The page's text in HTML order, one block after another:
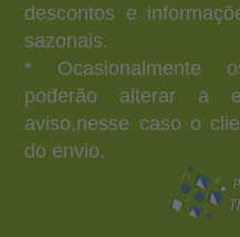
descontos e
sazonais.
* Ocasionalmente
poderão alterar a
aviso,nesse caso o
do envio.